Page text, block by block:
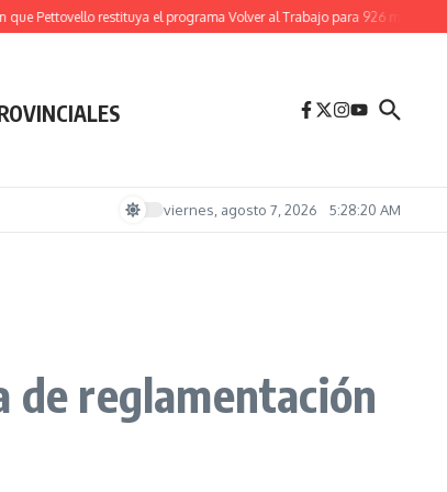
restituya el programa Volver al Trabajo para 926 mil familias
viernes, agosto 7, 2026 5:28:21 AM
de reglamentación